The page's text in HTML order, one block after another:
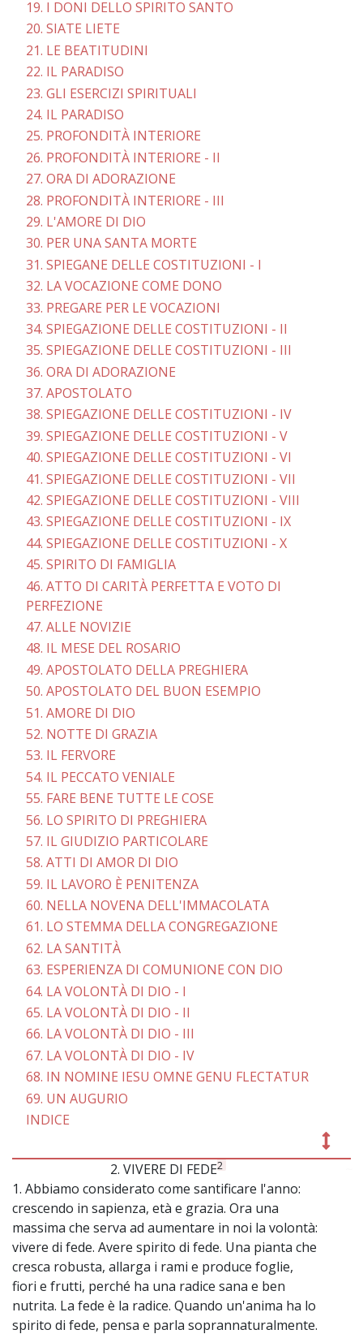
19. I DONI DELLO SPIRITO SANTO
20. SIATE LIETE
21. LE BEATITUDINI
22. IL PARADISO
23. GLI ESERCIZI SPIRITUALI
24. IL PARADISO
25. PROFONDITÀ INTERIORE
26. PROFONDITÀ INTERIORE - II
27. ORA DI ADORAZIONE
28. PROFONDITÀ INTERIORE - III
29. L'AMORE DI DIO
30. PER UNA SANTA MORTE
31. SPIEGANE DELLE COSTITUZIONI - I
32. LA VOCAZIONE COME DONO
33. PREGARE PER LE VOCAZIONI
34. SPIEGAZIONE DELLE COSTITUZIONI - II
35. SPIEGAZIONE DELLE COSTITUZIONI - III
36. ORA DI ADORAZIONE
37. APOSTOLATO
38. SPIEGAZIONE DELLE COSTITUZIONI - IV
39. SPIEGAZIONE DELLE COSTITUZIONI - V
40. SPIEGAZIONE DELLE COSTITUZIONI - VI
41. SPIEGAZIONE DELLE COSTITUZIONI - VII
42. SPIEGAZIONE DELLE COSTITUZIONI - VIII
43. SPIEGAZIONE DELLE COSTITUZIONI - IX
44. SPIEGAZIONE DELLE COSTITUZIONI - X
45. SPIRITO DI FAMIGLIA
46. ATTO DI CARITÀ PERFETTA E VOTO DI
PERFEZIONE
47. ALLE NOVIZIE
48. IL MESE DEL ROSARIO
49. APOSTOLATO DELLA PREGHIERA
50. APOSTOLATO DEL BUON ESEMPIO
51. AMORE DI DIO
52. NOTTE DI GRAZIA
53. IL FERVORE
54. IL PECCATO VENIALE
55. FARE BENE TUTTE LE COSE
56. LO SPIRITO DI PREGHIERA
57. IL GIUDIZIO PARTICOLARE
58. ATTI DI AMOR DI DIO
59. IL LAVORO È PENITENZA
60. NELLA NOVENA DELL'IMMACOLATA
61. LO STEMMA DELLA CONGREGAZIONE
62. LA SANTITÀ
63. ESPERIENZA DI COMUNIONE CON DIO
64. LA VOLONTÀ DI DIO - I
65. LA VOLONTÀ DI DIO - II
66. LA VOLONTÀ DI DIO - III
67. LA VOLONTÀ DI DIO - IV
68. IN NOMINE IESU OMNE GENU FLECTATUR
69. UN AUGURIO
INDICE
2. VIVERE DI FEDE2
1. Abbiamo considerato come santificare l'anno:
crescendo in sapienza, età e grazia. Ora una
massima che serva ad aumentare in noi la volontà:
vivere di fede. Avere spirito di fede. Una pianta che
cresca robusta, allarga i rami e produce foglie,
fiori e frutti, perché ha una radice sana e ben
nutrita. La fede è la radice. Quando un'anima ha lo
spirito di fede, pensa e parla soprannaturalmente.